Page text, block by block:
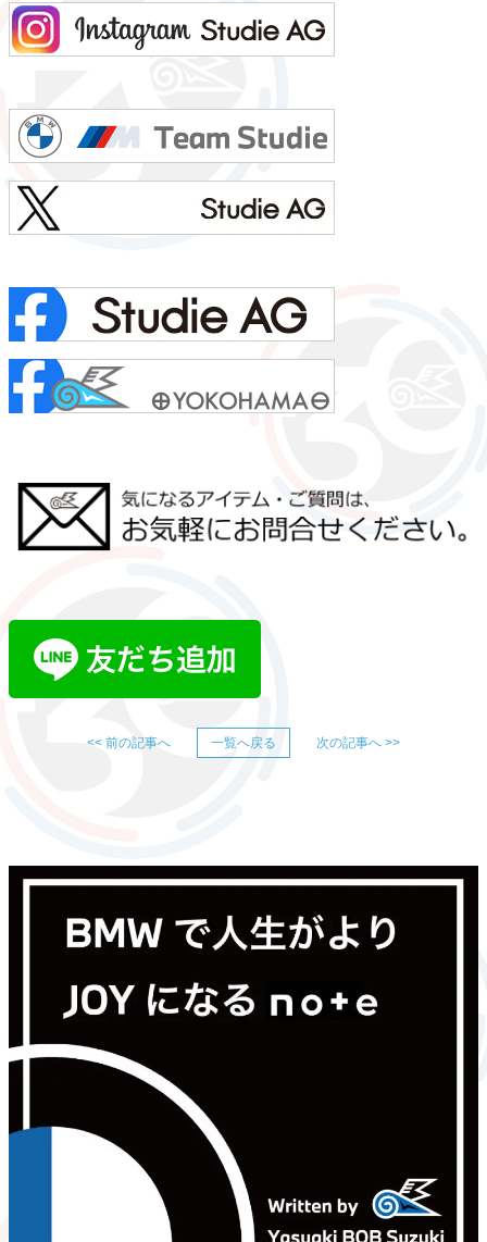
<< 前の記事へ 一覧へ戻る 次の記事へ >>